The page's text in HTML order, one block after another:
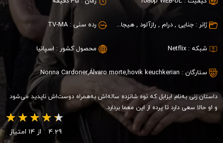
ژانر : جنایی ,درام , رازآلود ,هیجان انگیز رده سنی : TV-MA
شبکه : Netflix محصول کشور : اسپانیا
ستارگان : Nonna Cardoner,Álvaro morte,hovik keuchkerian
داستان زنی به‌نام ایزابل که نوه شانزده ساله‌اش به‌همراه دوست‌اش ناپدید می‌شود
و او حالا سعی دارد تا پرده از این معما بردارد.
4.29 از 14 امتیاز